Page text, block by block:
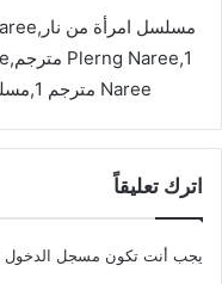
Naree مترجم 1,مسلسل امرأة من نار مترجم asia2tv
اترك تعليقاً
يجب أنت تكون مسجل الدخول